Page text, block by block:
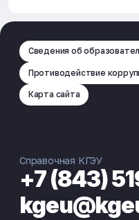
Сведения об
Противодействие
Карта сайта
Справочная КГЭУ
+7 (843)